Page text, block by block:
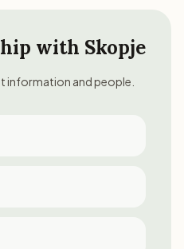
with Skopje
information and people.